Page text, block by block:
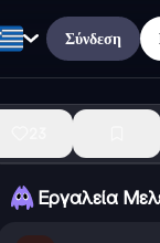
Σύνδεση
Εργαλεία